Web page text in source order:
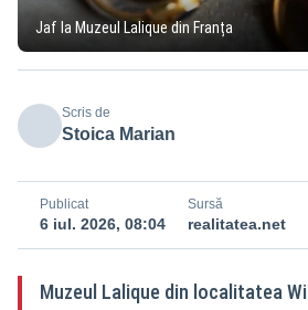
Jaf la Muzeul Lalique din Franța
Scris de
Stoica Marian
Publicat
6 iul. 2026, 08:04
Sursă
realitatea.net
Muzeul Lalique din localitatea